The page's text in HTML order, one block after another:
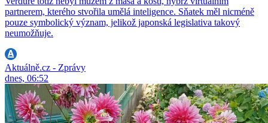
partnerem, kterého stvořila umělá inteligence. Sňatek měl nicméně
pouze symbolický význam, jelikož japonská legislativa takový
neumožňuje.
Aktuálně.cz - Zprávy
dnes, 06:52